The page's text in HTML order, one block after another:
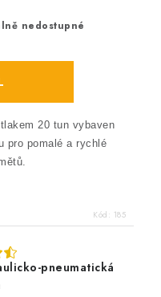
nedostupné
20 tun vybaven
pro pomalé a rychlé
Kód: 185
pneumatická